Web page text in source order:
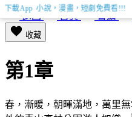
下載App 小說，漫畫，短劇免費看!!!
返回 首頁 書籍
收藏
第1章
春，漸暖，朝暉滿地，萬里